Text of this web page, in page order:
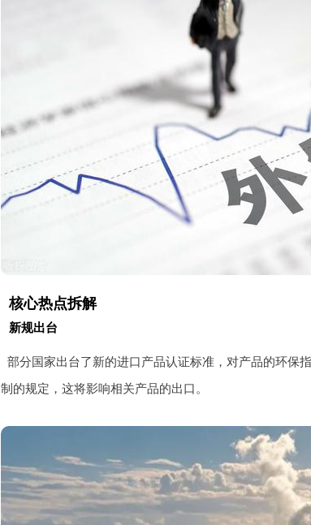
核心热点拆解
新规出台
部分国家出台了新的进口产品认证标准，对产品的环保
制的规定，这将影响相关产品的出口。